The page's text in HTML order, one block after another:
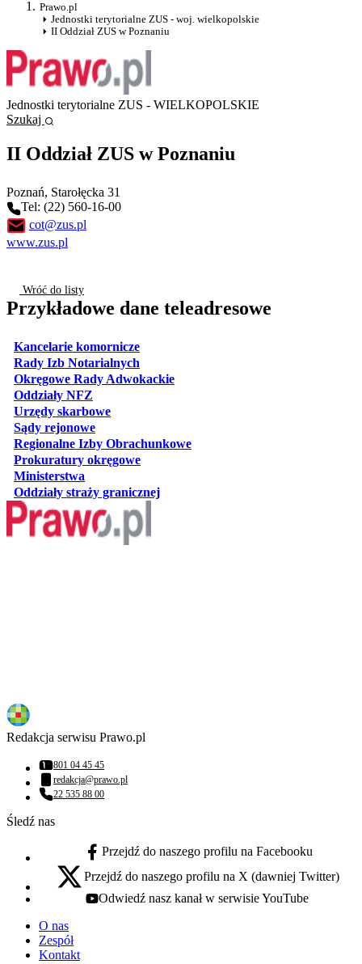
Prawo.pl
Jednostki terytorialne ZUS - woj. wielkopolskie
II Oddział ZUS w Poznaniu
Jednostki terytorialne ZUS - WIELKOPOLSKIE
Szukaj
II Oddział ZUS w Poznaniu
Poznań, Starołęcka 31
Tel: (22) 560-16-00
cot@zus.pl
www.zus.pl
Wróć do listy
Przykładowe dane teleadresowe
Kancelarie komorniczeotwiera się w nowej karcie
Rady Izb Notarialnych
Okręgowe Rady Adwokackieotwiera się w nowej karcie
Oddziały NFZ
Urzędy skarboweotwiera się w nowej karcie
Sądy rejonoweotwiera się w nowej karcie
Regionalne Izby Obrachunkoweotwiera się w nowej karcie
Prokuratury okręgoweotwiera się w nowej karcie
Ministerstwa
Oddziały straży granicznejotwiera się w nowej karcie
Redakcja serwisu Prawo.pl
Numer telefonu:
801 04 45 45
Adres email:
redakcja@prawo.pl
Numer telefonu:
22 535 88 00
Śledź nas
facebook - otwiera się w nowej karcie
Przejdź do naszego profilu na Facebooku
x - otwiera się w nowej karcie
Przejdź do naszego profilu na X (dawniej Twitter)
youtube - otwiera się w nowej karcie
Odwiedź nasz kanał w serwisie YouTube
O nas
Zespół
Kontakt